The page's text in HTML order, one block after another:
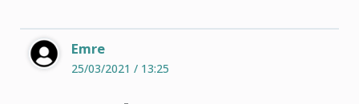
Emre
25/03/2021 / 13:25